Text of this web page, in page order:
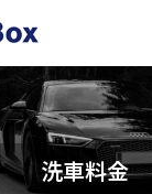
洗車料金